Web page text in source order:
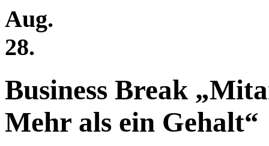
Aug.
28.
Business Break
Mehr als ein Gehalt“